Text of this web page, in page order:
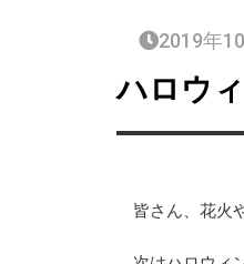
2019年
ハロウ
皆さん、花火